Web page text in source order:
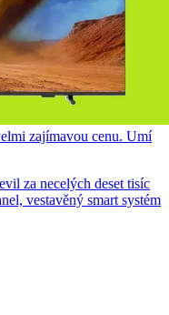
zajímavou cenu. Umí
za necelých deset tisíc
vestavěný smart systém